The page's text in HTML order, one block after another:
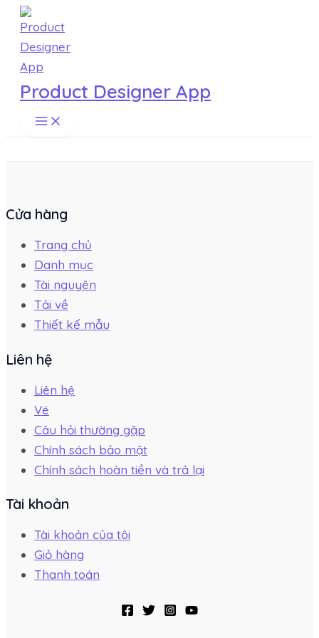
Skip
content
Product Designer App
Cửa hàng
Trang chủ
Danh mục
Tài nguyên
Tải về
Thiết kế mẫu
Liên hệ
Liên hệ
Vé
Câu hỏi thường gặp
Chính sách bảo mật
Chính sách hoàn tiền và trả lại
Tài khoản
Tài khoản của tôi
Giỏ hàng
Thanh toán